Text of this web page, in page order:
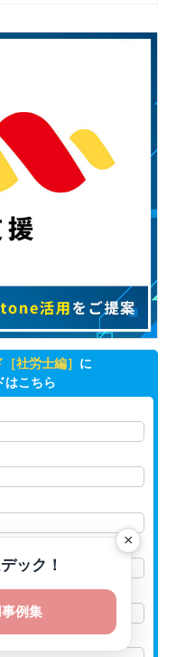
社労士編］ に
はこちら
×
ック！
例集